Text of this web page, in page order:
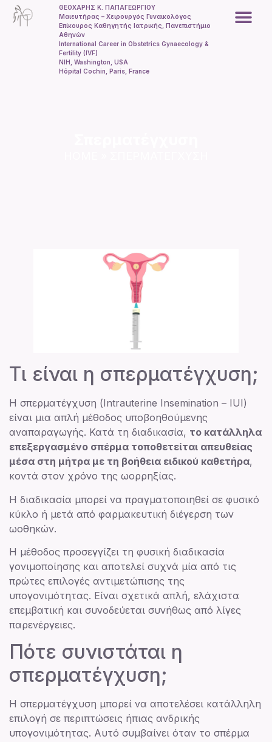
ΘΕΟΧΑΡΗΣ Κ. ΠΑΠΑΓΕΩΡΓΙΟΥ
Μαιευτήρας – Χειρουργός Γυναικολόγος
Επίκουρος Καθηγητής Ιατρικής, Πανεπιστήμιο
Αθηνών
International Career in Obstetrics Gynaecology &
Fertility (IVF)
NIH, Washington, USA
Hôpital Cochin, Paris, France
Τι είναι η σπερματέγχυση;
Η σπερματέγχυση (Intrauterine Insemination – IUI)
είναι μια απλή μέθοδος υποβοηθούμενης
αναπαραγωγής. Κατά τη διαδικασία, το κατάλληλα
επεξεργασμένο σπέρμα τοποθετείται απευθείας
μέσα στη μήτρα με τη βοήθεια ειδικού καθετήρα,
κοντά στον χρόνο της ωορρηξίας.
Η διαδικασία μπορεί να πραγματοποιηθεί σε φυσικό
κύκλο ή μετά από φαρμακευτική διέγερση των
ωοθηκών.
Η μέθοδος προσεγγίζει τη φυσική διαδικασία
γονιμοποίησης και αποτελεί συχνά μία από τις
πρώτες επιλογές αντιμετώπισης της
υπογονιμότητας. Είναι σχετικά απλή, ελάχιστα
επεμβατική και συνοδεύεται συνήθως από λίγες
παρενέργειες.
Πότε συνιστάται η
σπερματέγχυση;
Η σπερματέγχυση μπορεί να αποτελέσει κατάλληλη
επιλογή σε περιπτώσεις ήπιας ανδρικής
υπογονιμότητας. Αυτό συμβαίνει όταν το σπέρμα